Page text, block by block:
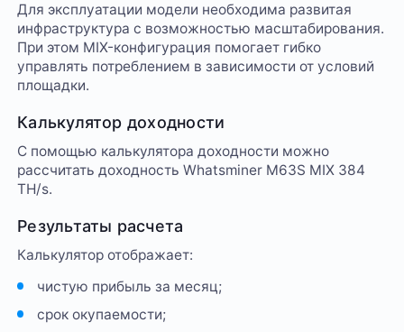
Для эксплуатации модели необходима развитая
инфраструктура с возможностью масштабирования.
При этом MIX-конфигурация помогает гибко
управлять потреблением в зависимости от условий
площадки.
Калькулятор доходности
С помощью калькулятора доходности можно
рассчитать доходность Whatsminer M63S MIX 384
TH/s.
Результаты расчета
Калькулятор отображает:
чистую прибыль за месяц;
срок окупаемости;